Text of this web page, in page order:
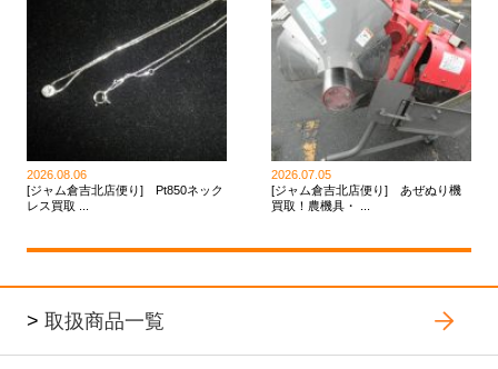
2026.08.06
[ジャム倉吉北店便り] Pt850ネック
レス買取 ...
2026.07.05
[ジャム倉吉北店便り] あぜぬり機
買取！農機具・ ...
> 取扱商品一覧